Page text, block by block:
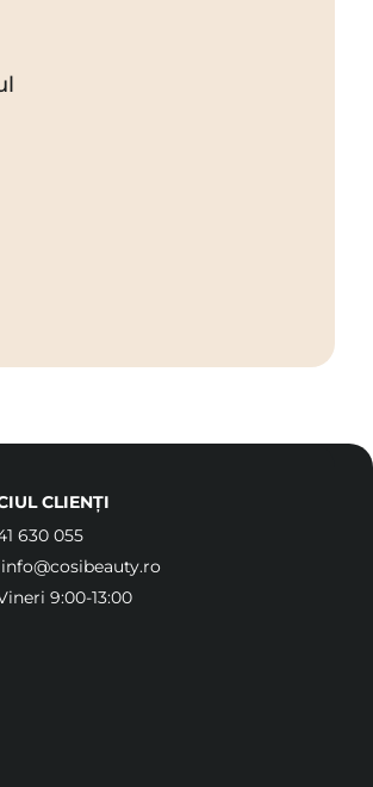
CLIENȚI
630 055
info@cosibeauty.ro
9:00-13:00